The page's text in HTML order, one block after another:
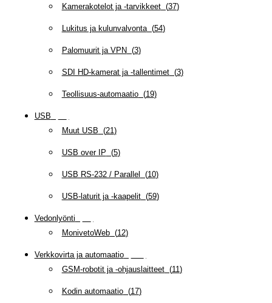
Kamerakotelot ja -tarvikkeet(37)
Lukitus ja kulunvalvonta(54)
Palomuurit ja VPN (3)
SDI HD-kamerat ja -tallentimet(3)
Teollisuus-automaatio(19)
USB
Muut USB (21 )
USB over IP (5)
USB RS-232 / Parallel (10)
USB-laturit ja -kaapelit(59)
Vedonlyönti
MonivetoWeb(12)
Verkkovirta ja automaatio(
GSM-robotit ja -ohjauslaitteet(11 )
Kodin automaatio(17)